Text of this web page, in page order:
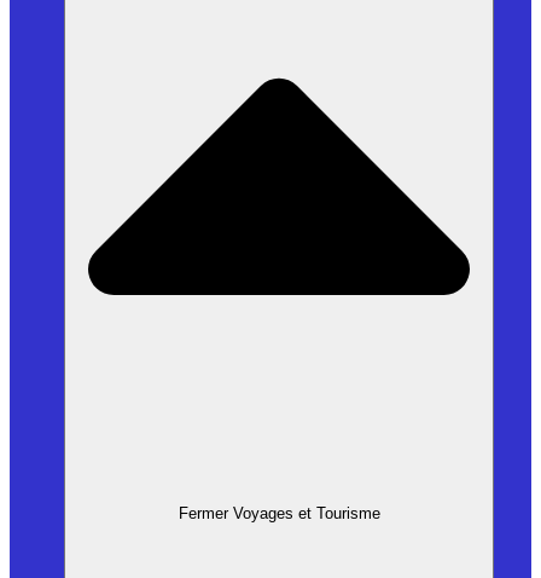
Fermer Voyages et Tourisme